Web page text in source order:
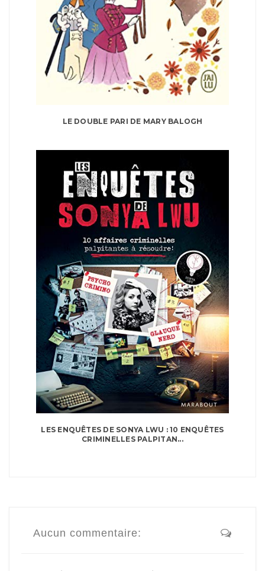
LE DOUBLE PARI DE MARY BALOGH
LES ENQUÊTES DE SONYA LWU : 10 ENQUÊTES
CRIMINELLES PALPITAN...
Aucun commentaire: